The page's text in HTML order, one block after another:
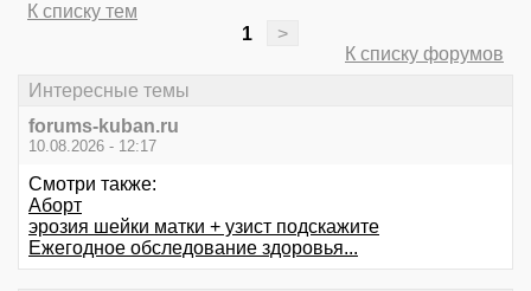
К списку тем
1
>
К списку форумов
Интересные темы
forums-kuban.ru
10.08.2026 - 12:17
Смотри также:
Аборт
эрозия шейки матки + узист подскажите
Ежегодное обследование здоровья...